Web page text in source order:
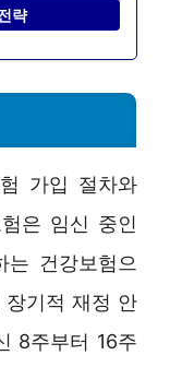
략
가입 절차와
은 임신 중인
건강보험으
장기적 재정 안
8주부터 16주